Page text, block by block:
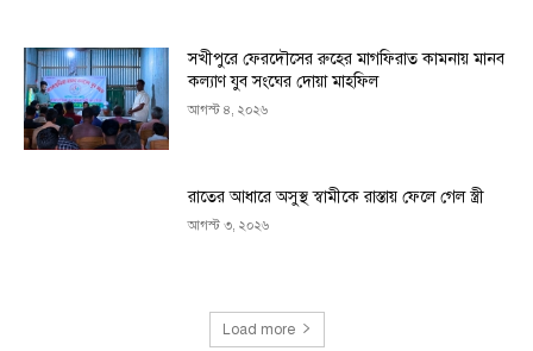
সখীপুরে ফেরদৌসের রুহের মাগফিরাত কামনায় মানব
কল্যাণ যুব সংঘের দোয়া মাহফিল
আগস্ট ৪, ২০২৬
রাতের আধারে অসুস্থ স্বামীকে রাস্তায় ফেলে গেল স্ত্রী
আগস্ট ৩, ২০২৬
Load more